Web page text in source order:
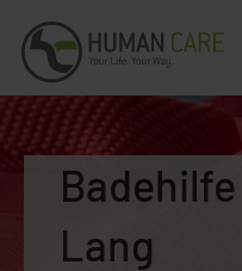
Lang